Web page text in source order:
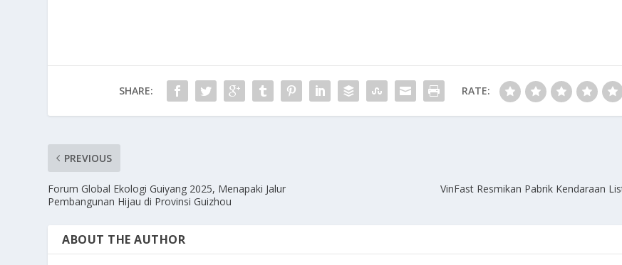
SHARE: RATE:
PREVIOUS
Forum Global Ekologi Guiyang 2025, Menapaki Jalur
Pembangunan Hijau di Provinsi Guizhou
VinFast Resmikan Pabrik Kendaraan
ABOUT THE AUTHOR